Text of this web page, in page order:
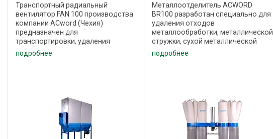
Транспортный радиальный
вентилятор FAN 100 производства
компании ACword (Чехия)
предназначен для
транспортировки, удаления
воздуха, а также воздуха с
содержанием пыли, опилок,
стружки и иных отходов
подробнее
Металлоотделитель ACWORD
BR100 разработан специально для
удаления отходов
металлообработки, металлической
стружки, сухой металлической
пыли и иных отходов
образующихся при обработке
металлов. Массивная конструкции
подробнее